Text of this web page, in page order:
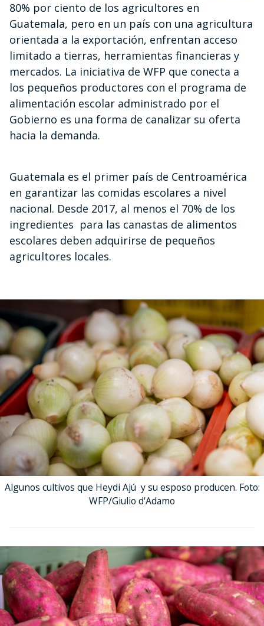
80% por ciento de los agricultores en
Guatemala, pero en un país con una agricultura
orientada a la exportación, enfrentan acceso
limitado a tierras, herramientas financieras y
mercados. La iniciativa de WFP que conecta a
los pequeños productores con el programa de
alimentación escolar administrado por el
Gobierno es una forma de canalizar su oferta
hacia la demanda.
Guatemala es el primer país de Centroamérica
en garantizar las comidas escolares a nivel
nacional. Desde 2017, al menos el 70% de los
ingredientes para las canastas de alimentos
escolares deben adquirirse de pequeños
agricultores locales.
Algunos cultivos que Heydi Ajú y su esposo producen. Foto:
WFP/Giulio d'Adamo